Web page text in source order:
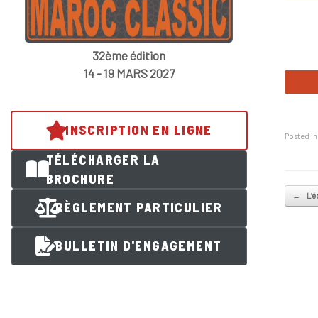
Posted in
Post
←
32ème édition
14 - 19 MARS 2027
INSCRIPTION EN LIGNE
TÉLÉCHARGER LA
BROCHURE
RÈGLEMENT PARTICULIER
BULLETIN D'ENGAGEMENT